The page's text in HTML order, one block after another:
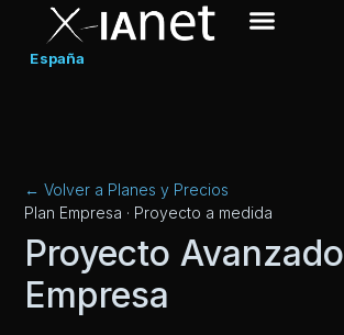
España
← Volver a Planes y Precios
Plan Empresa · Proyecto a medida
Proyecto Avanzado
Empresa